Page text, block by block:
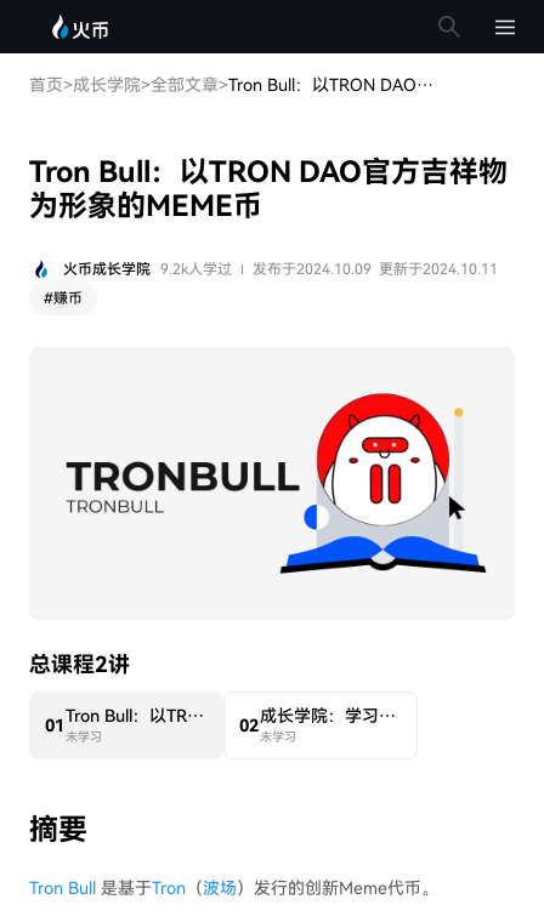
首页>成长学院>全部文章> Tron Bull：以TRON DAO官方吉祥物为形象的MEME币
Tron Bull：以TRON DAO官方吉祥物
为形象的MEME币
火币成长学院 9.2k人学过 发布于2024.10.09 更新于2024.10.11
#赚币
总课程2讲
01 Tron Bull：以TRON DAO官方吉祥物为形象的MEME币
未学习
02 成长学院：学习“TRONBULL“ ，瓜分价值8000U代币奖励
未学习
摘要
Tron Bull 是基于Tron （波场）发行的创新Meme代币。